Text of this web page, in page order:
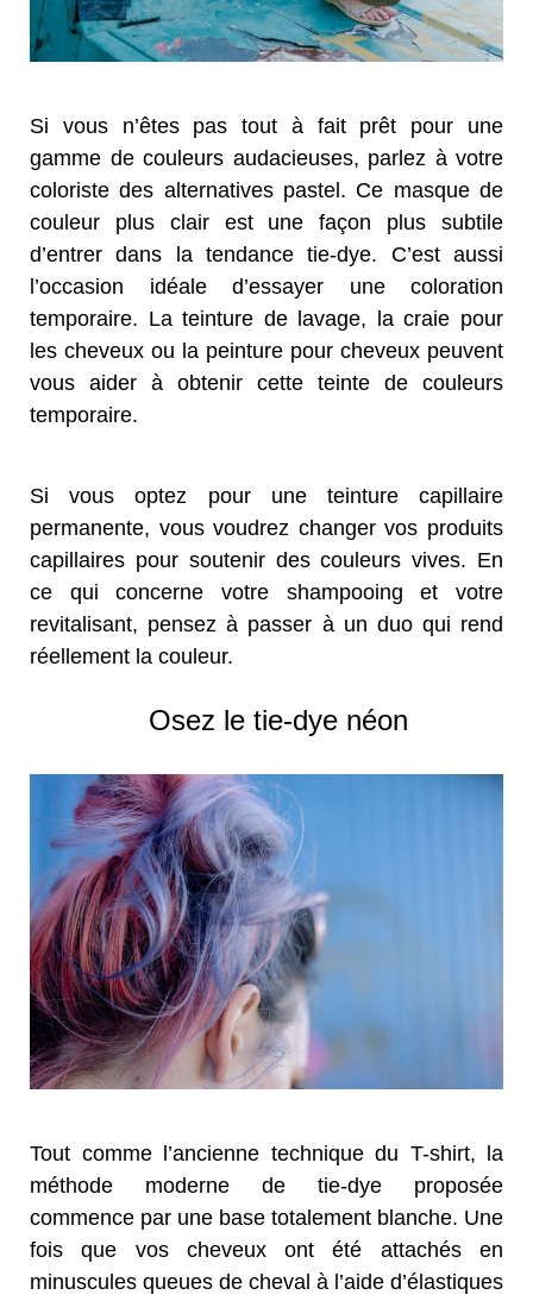
Si vous n’êtes pas tout à fait prêt pour une
gamme de couleurs audacieuses, parlez à votre
coloriste des alternatives pastel. Ce masque de
couleur plus clair est une façon plus subtile
d’entrer dans la tendance tie-dye. C’est aussi
l’occasion idéale d’essayer une coloration
temporaire. La teinture de lavage, la craie pour
les cheveux ou la peinture pour cheveux peuvent
vous aider à obtenir cette teinte de couleurs
temporaire.
Si vous optez pour une teinture capillaire
permanente, vous voudrez changer vos produits
capillaires pour soutenir des couleurs vives. En
ce qui concerne votre shampooing et votre
revitalisant, pensez à passer à un duo qui rend
réellement la couleur.
Osez le tie-dye néon
Tout comme l’ancienne technique du T-shirt, la
méthode moderne de tie-dye proposée
commence par une base totalement blanche. Une
fois que vos cheveux ont été attachés en
minuscules queues de cheval à l’aide d’élastiques